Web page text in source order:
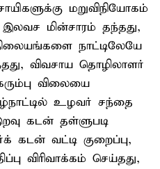
மறுவிநியோகம்
இலவச மின்சாரம் தந்தது,
நாட்டிலேயே
விவசாய தொழிலாளர்
விலையை
உழவர் சந்தை
கடன் தள்ளுபடி
கடன் வட்டி குறைப்பு,
விரிவாக்கம் செய்தது,